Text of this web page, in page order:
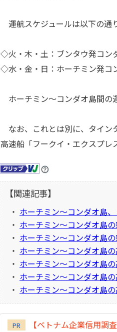
運航スケジュールは以下の通
◇火・木・土：ブンタウ発コン
◇水・金・日：ホーチミン発コ
ホーチミン～コンダオ島間の
なお、これとは別に、タイン
高速船「フークイ・エクスプレ
【関連記事】
・ ホーチミン～コンダオ島
・ ホーチミン～コンダオ島
・ ホーチミン～コンダオ島
・ ホーチミン～コンダオ島
・ ホーチミン～コンダオ島
・ ホーチミン～コンダオ島
・ ホーチミン～コンダオ島
PR 【ベトナム企業信用調